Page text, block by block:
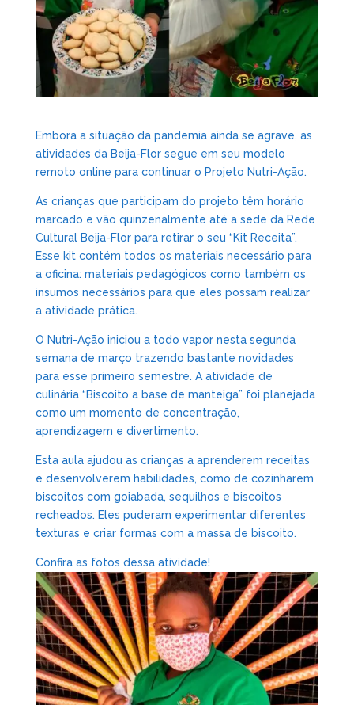
Embora a situação da pandemia ainda se agrave, as
atividades da Beija-Flor segue em seu modelo
remoto online para continuar o Projeto Nutri-Ação.
As crianças que participam do projeto têm horário
marcado e vão quinzenalmente até a sede da Rede
Cultural Beija-Flor para retirar o seu “Kit Receita”.
Esse kit contém todos os materiais necessário para
a oficina: materiais pedagógicos como também os
insumos necessários para que eles possam realizar
a atividade prática.
O Nutri-Ação iniciou a todo vapor nesta segunda
semana de março trazendo bastante novidades
para esse primeiro semestre. A atividade de
culinária “Biscoito a base de manteiga” foi planejada
como um momento de concentração,
aprendizagem e divertimento.
Esta aula ajudou as crianças a aprenderem receitas
e desenvolverem habilidades, como de cozinharem
biscoitos com goiabada, sequilhos e biscoitos
recheados. Eles puderam experimentar diferentes
texturas e criar formas com a massa de biscoito.
Confira as fotos dessa atividade!